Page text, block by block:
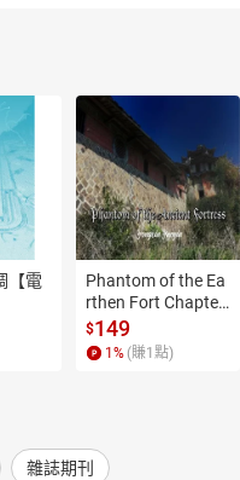
【電
Phantom of the Ea
rthen Fort Chapter
4【有聲書】
$149
1 % (賺1 點)
雜誌期刊